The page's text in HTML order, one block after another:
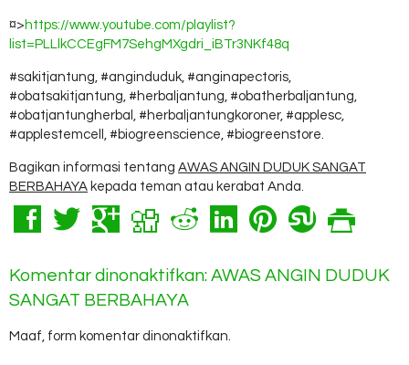
¤> https://www.youtube.com/playlist?
list=PLLlkCCEgFM7SehgMXgdri_iBTr3NKf48q
#sakitjantung, #anginduduk, #anginapectoris,
#obatsakitjantung, #herbaljantung, #obatherbaljantung,
#obatjantungherbal, #herbaljantungkoroner, #applesc,
#applestemcell, #biogreenscience, #biogreenstore.
Bagikan informasi tentang AWAS ANGIN DUDUK SANGAT
BERBAHAYA kepada teman atau kerabat Anda.
Komentar dinonaktifkan: AWAS ANGIN DUDUK
SANGAT BERBAHAYA
Maaf, form komentar dinonaktifkan.